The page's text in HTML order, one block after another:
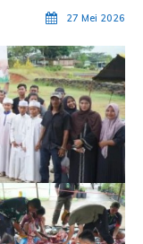
27 Mei 2026